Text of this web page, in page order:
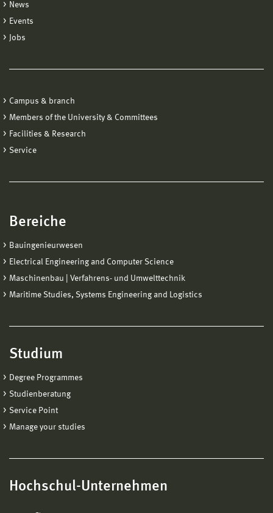
News
Events
Jobs
Campus & branch
Members of the University & Committees
Facilities & Research
Service
Bereiche
Bauingenieurwesen
Electrical Engineering and Computer Science
Maschinenbau | Verfahrens- und Umwelttechnik
Maritime Studies, Systems Engineering and Logistics
Studium
Degree Programmes
Studienberatung
Service Point
Manage your studies
Hochschul-Unternehmen